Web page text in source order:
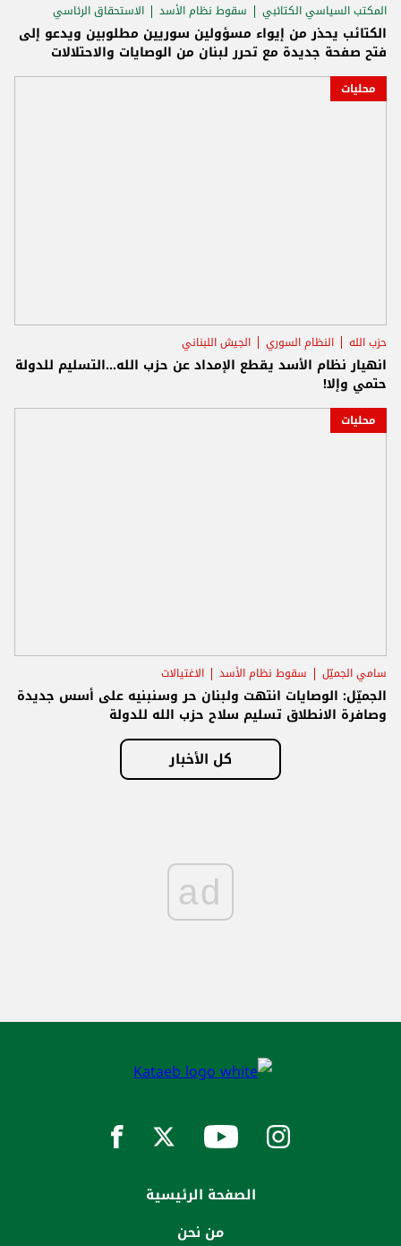
المكتب السياسي الكتائبي سقوط نظام الأسد الاستحقاق الرئاسي
الكتائب يحذر من إيواء مسؤولين سوريين مطلوبين ويدعو إلى
فتح صفحة جديدة مع تحرر لبنان من الوصايات والاحتلالات
محليات
حزب الله النظام السوري الجيش اللبناني
انهيار نظام الأسد يقطع الإمداد عن حزب الله...التسليم للدولة
حتمي وإلا!
محليات
سامي الجميّل سقوط نظام الأسد الاغتيالات
الجميّل: الوصايات انتهت ولبنان حر وسنبنيه على أسس جديدة
وصافرة الانطلاق تسليم سلاح حزب الله للدولة
كل الأخبار
ad
الصفحة الرئيسية
من نحن